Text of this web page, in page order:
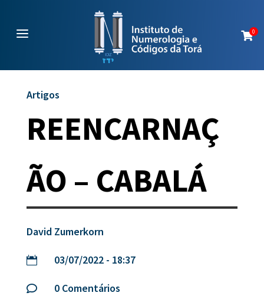
a 0
Artigos
REENCARNAÇ
ÃO – CABALÁ
David Zumerkorn
 03/07/2022 - 18:37
 0 Comentários